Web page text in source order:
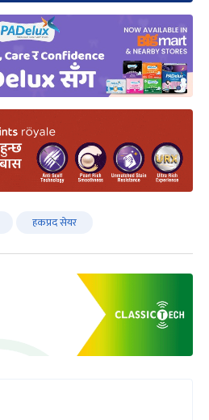
हकप्रद सेयर